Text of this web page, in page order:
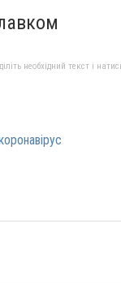
необхідний текст і